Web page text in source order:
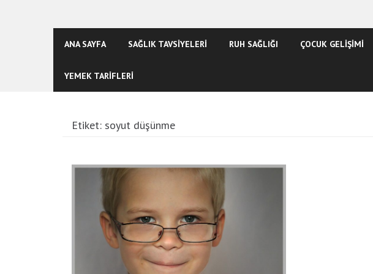
ANA SAYFA SAĞLIK TAVSİYELERİ RUH SAĞLIĞI ÇOCUK GELİŞİMİ
YEMEK TARİFLERİ
Etiket: soyut düşünme